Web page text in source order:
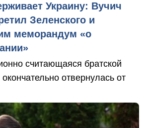
Украину: Вучич
Зеленского и
меморандум «о
считающаяся братской
отвернулась от